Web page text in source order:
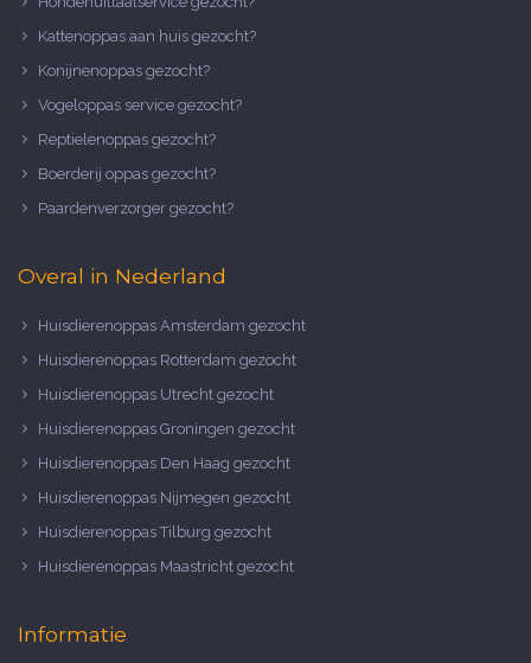
Kattenoppas aan huis gezocht?
Konijnenoppas gezocht?
Vogeloppas service gezocht?
Reptielenoppas gezocht?
Boerderij oppas gezocht?
Paardenverzorger gezocht?
Overal in Nederland
Huisdierenoppas Amsterdam gezocht
Huisdierenoppas Rotterdam gezocht
Huisdierenoppas Utrecht gezocht
Huisdierenoppas Groningen gezocht
Huisdierenoppas Den Haag gezocht
Huisdierenoppas Nijmegen gezocht
Huisdierenoppas Tilburg gezocht
Huisdierenoppas Maastricht gezocht
Informatie